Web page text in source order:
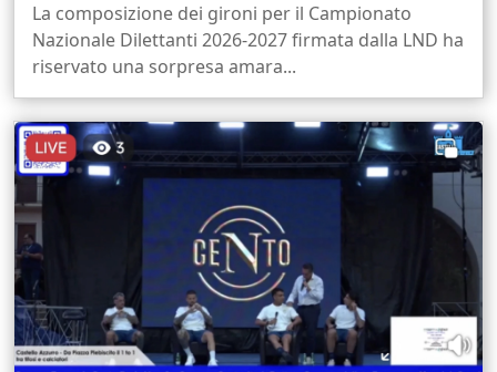
La composizione dei gironi per il Campionato
Nazionale Dilettanti 2026-2027 firmata dalla LND ha
riservato una sorpresa amara...